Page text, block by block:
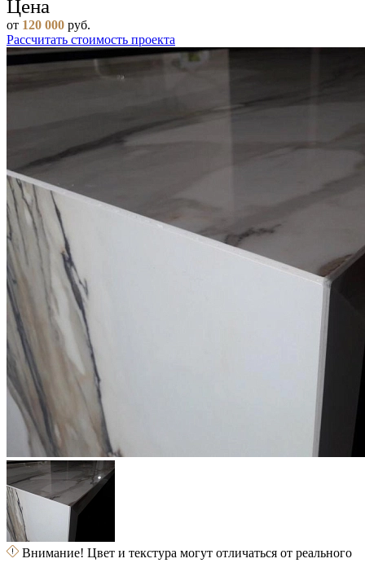
Цена
от 120 000 руб.
Рассчитать стоимость проекта
Внимание! Цвет и текстура могут отличаться от реального